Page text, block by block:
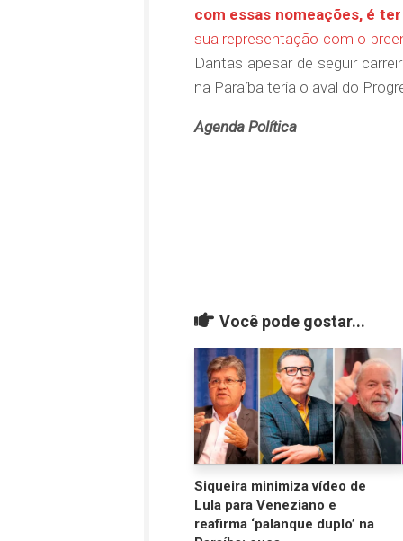
com essas nomeações, é
sua representação com o
Dantas apesar de seguir
na Paraíba teria o aval do
Agenda Política
Você pode gostar...
Siqueira minimiza vídeo de
Lula para Veneziano e
reafirma ‘palanque duplo’ na